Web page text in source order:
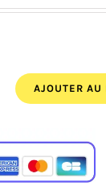
149,50€.AJOUTER AU